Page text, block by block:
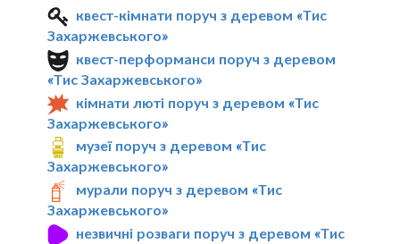
квест-кімнати поруч з деревом «Тис
Захаржевського»
квест-перформанси поруч з деревом
«Тис Захаржевського»
кімнати люті поруч з деревом «Тис
Захаржевського»
музеї поруч з деревом «Тис
Захаржевського»
мурали поруч з деревом «Тис
Захаржевського»
незвичні розваги поруч з деревом «Тис